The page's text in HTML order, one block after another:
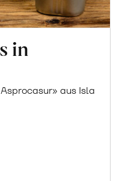
in
aus Isla